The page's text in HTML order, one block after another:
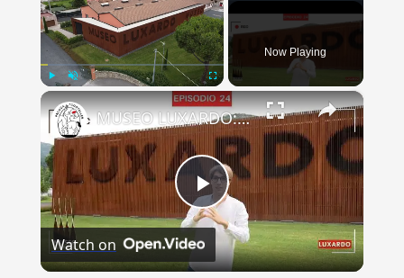
Fullscreen
Now Playing
×
Play
Video
MUSEO LUXARDO: Un Viaggio nel Tempo e nel Gusto
Watch on